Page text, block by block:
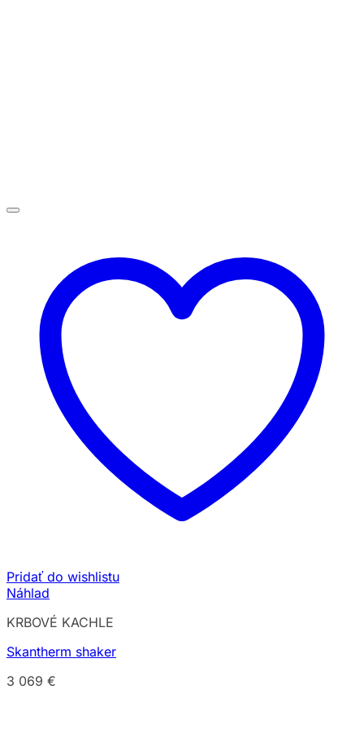
Pridať do wishlistu
Náhlad
KRBOVÉ KACHLE
Skantherm shaker
3 069 €